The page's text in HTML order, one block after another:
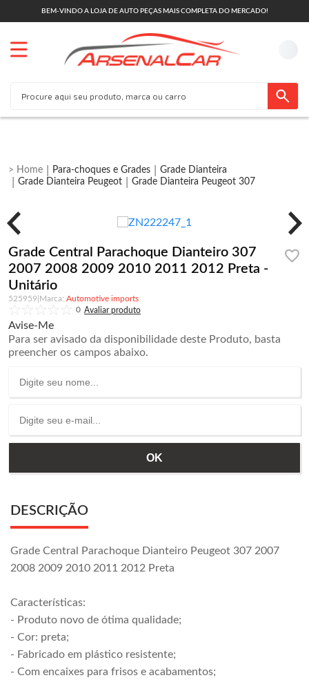
BEM-VINDO A LOJA DE AUTO PEÇAS MAIS COMPLETA DO MERCADO!
Para-choques e Grades
Grade Dianteira
Grade Dianteira Peugeot
Grade Dianteira Peugeot 307
Grade Central Parachoque Dianteiro 307
2007 2008 2009 2010 2011 2012 Preta -
Unitário
525959
Automotive imports
0
Avise-Me
Para ser avisado da disponibilidade deste Produto, basta
preencher os campos abaixo.
DESCRIÇÃO
Grade Central Parachoque Dianteiro Peugeot 307 2007
2008 2009 2010 2011 2012 Preta
Características:
- Produto novo de ótima qualidade;
- Cor: preta;
- Fabricado em plástico resistente;
- Com encaixes para frisos e acabamentos;